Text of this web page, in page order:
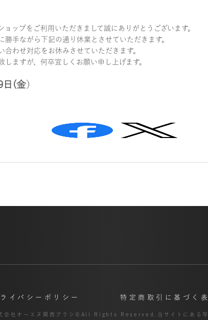
ップをご利用いただきまして誠にありがとうございます。
手ながら下記の通り休業とさせていただきます。
わせ対応をお休みさせていただきます。
ますが、何卒宜しくお願い申し上げます。
日(金）
イバシーポリシー 特定商取引に基づく
会社オーエヌ関西ブラシ©All Rights Reserved. 当サイトにある